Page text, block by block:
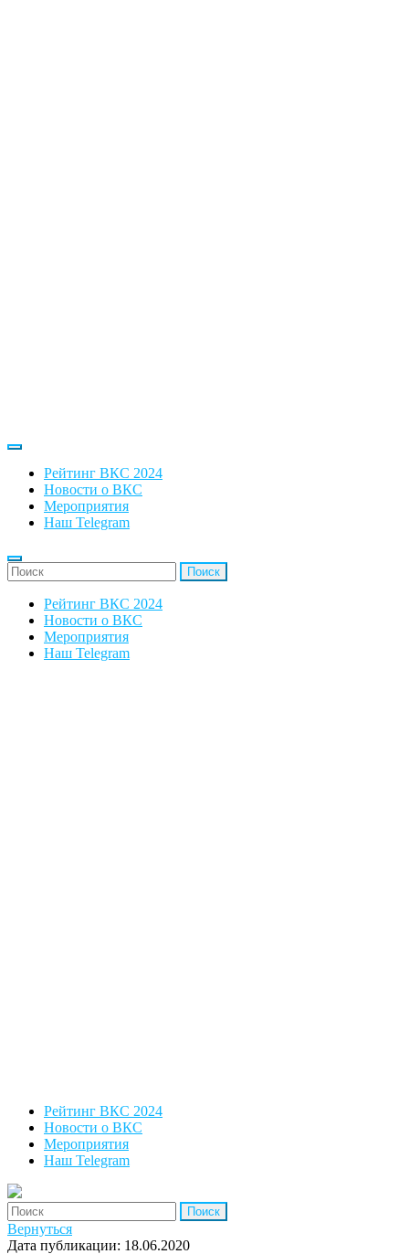
Рейтинг ВКС 2024
Новости о ВКС
Мероприятия
Наш Telegram
'Найти:
Рейтинг ВКС 2024
Новости о ВКС
Мероприятия
Наш Telegram
Рейтинг ВКС 2024
Новости о ВКС
Мероприятия
Наш Telegram
'Найти:
Вернуться
Дата публикации: 18.06.2020